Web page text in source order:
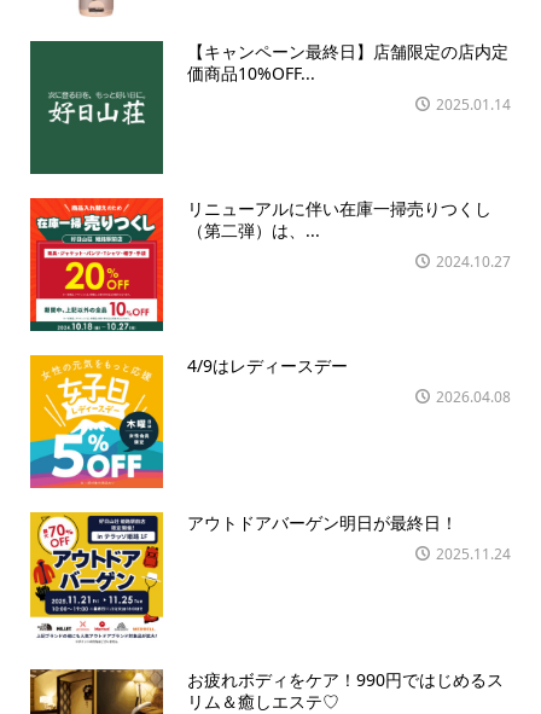
【キャンペーン最終日】店舗限定の店内定
価商品10%OFF...
2025.01.14
リニューアルに伴い在庫一掃売りつくし
（第二弾）は、...
2024.10.27
4/9はレディースデー
2026.04.08
アウトドアバーゲン明日が最終日！
2025.11.24
お疲れボディをケア！990円ではじめるス
リム＆癒しエステ♡